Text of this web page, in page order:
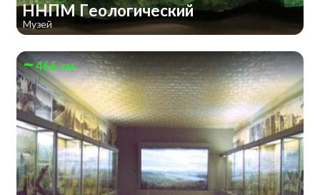
ННПМ Геологический
Музей
466 км